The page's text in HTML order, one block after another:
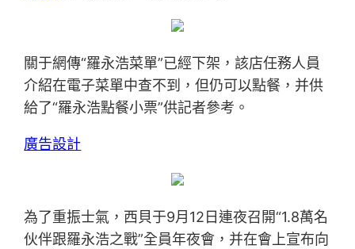
關于網傳“羅永浩菜單”已經下架，該店任務人員
介紹在電子菜單中查不到，但仍可以點餐，并供
給了“羅永浩點餐小票”供記者參考。
廣告設計
為了重振士氣，西貝于9月12日連夜召開“1.8萬名
伙伴跟羅永浩之戰”全員年夜會，并在會上宣布向